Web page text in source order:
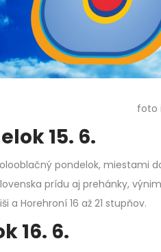
foto
15. 6.
pondelok, miestami
prídu aj prehánky,
a Horehroní 16 až 21 stupňov.
16. 6.